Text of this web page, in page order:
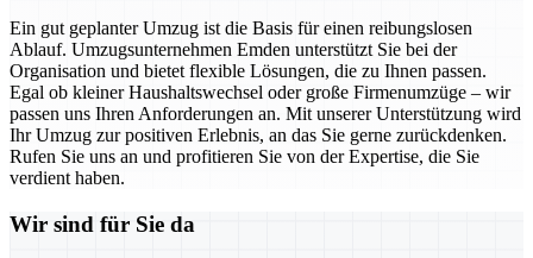
Ein gut geplanter Umzug ist die Basis für einen reibungslosen
Ablauf. Umzugsunternehmen Emden unterstützt Sie bei der
Organisation und bietet flexible Lösungen, die zu Ihnen passen.
Egal ob kleiner Haushaltswechsel oder große Firmenumzüge – wir
passen uns Ihren Anforderungen an. Mit unserer Unterstützung wird
Ihr Umzug zur positiven Erlebnis, an das Sie gerne zurückdenken.
Rufen Sie uns an und profitieren Sie von der Expertise, die Sie
verdient haben.
Wir sind für Sie da